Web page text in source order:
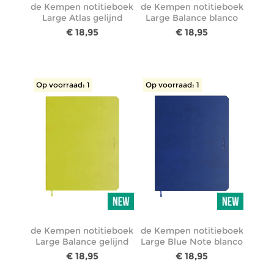
de Kempen notitieboek
Large Atlas gelijnd
€ 18,95
de Kempen notitieboek
Large Balance blanco
€ 18,95
Op voorraad: 1
de Kempen notitieboek
Large Balance gelijnd
€ 18,95
Op voorraad: 1
de Kempen notitieboek
Large Blue Note blanco
€ 18,95